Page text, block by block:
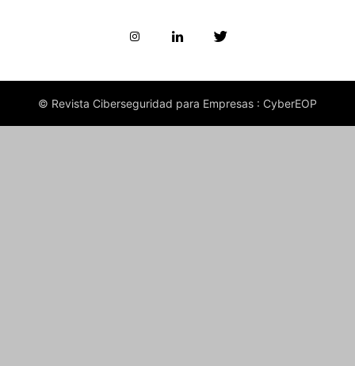
© Revista Ciberseguridad para Empresas : CyberEOP